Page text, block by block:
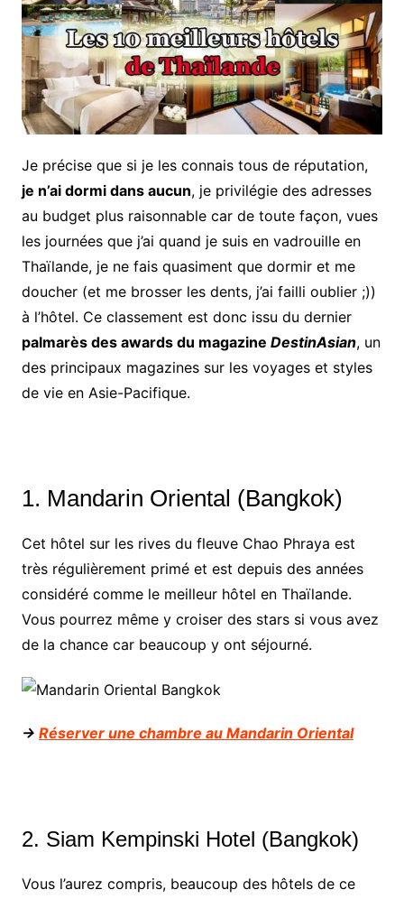
Je précise que si je les connais tous de réputation,
je n’ai dormi dans aucun, je privilégie des adresses
au budget plus raisonnable car de toute façon, vues
les journées que j’ai quand je suis en vadrouille en
Thaïlande, je ne fais quasiment que dormir et me
doucher (et me brosser les dents, j’ai failli oublier ;))
à l’hôtel. Ce classement est donc issu du dernier
palmarès des awards du magazine DestinAsian, un
des principaux magazines sur les voyages et styles
de vie en Asie-Pacifique.
1. Mandarin Oriental (Bangkok)
Cet hôtel sur les rives du fleuve Chao Phraya est
très régulièrement primé et est depuis des années
considéré comme le meilleur hôtel en Thaïlande.
Vous pourrez même y croiser des stars si vous avez
de la chance car beaucoup y ont séjourné.
-> Réserver une chambre au Mandarin Oriental
2. Siam Kempinski Hotel (Bangkok)
Vous l’aurez compris, beaucoup des hôtels de ce